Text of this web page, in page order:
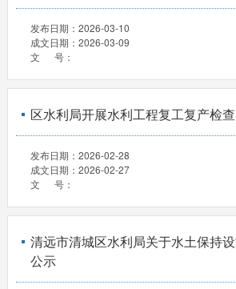
发布日期： 2026-03-10
成文日期： 2026-03-09
文 号：
区水利局开展水利工程复工复产检查
发布日期： 2026-02-28
成文日期： 2026-02-27
文 号：
清远市清城区水利局关于水土保持
公示